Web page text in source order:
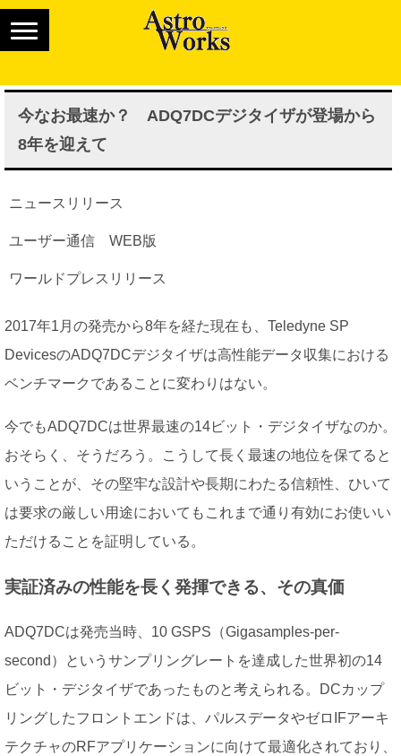
今なお最速か？ ADQ7DCデジタイザが登場から
8年を迎えて
ニュースリリース
ユーザー通信 WEB版
ワールドプレスリリース
2017年1月の発売から8年を経た現在も、Teledyne SP
DevicesのADQ7DCデジタイザは高性能データ収集における
ベンチマークであることに変わりはない。
今でもADQ7DCは世界最速の14ビット・デジタイザなのか。
おそらく、そうだろう。こうして長く最速の地位を保てると
いうことが、その堅牢な設計や長期にわたる信頼性、ひいて
は要求の厳しい用途においてもこれまで通り有効にお使いい
ただけることを証明している。
実証済みの性能を長く発揮できる、その真価
ADQ7DCは発売当時、10 GSPS（Gigasamples-per-
second）というサンプリングレートを達成した世界初の14
ビット・デジタイザであったものと考えられる。DCカップ
リングしたフロントエンドは、パルスデータやゼロIFアーキ
テクチャのRFアプリケーションに向けて最適化されており、